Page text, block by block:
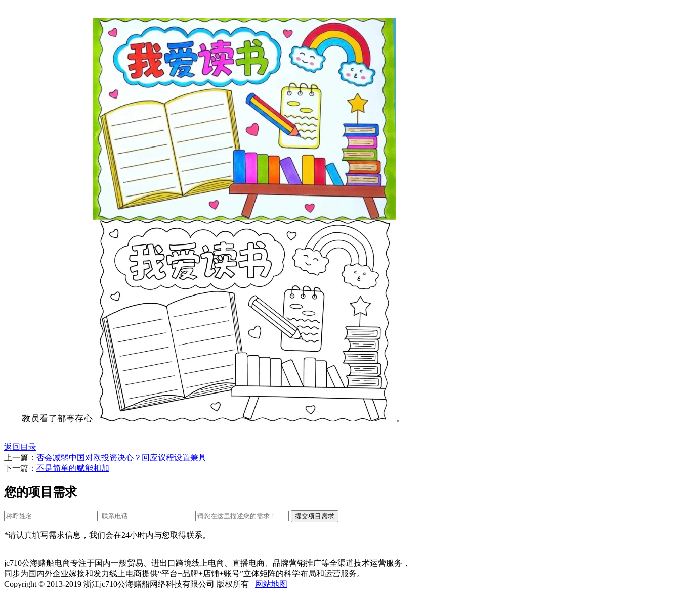
教员看了都夸存心 。
返回目录
上一篇： 否会减弱中国对欧投资决心？回应议程设置兼具
下一篇： 不是简单的赋能相加
您的项目需求
*请认真填写需求信息，我们会在24小时内与您取得联系。
jc710公海赌船电商专注于国内一般贸易、进出口跨境线上电商、直播电商、品牌营销推广等全渠道技术运营服务，
同步为国内外企业嫁接和发力线上电商提供“平台+品牌+店铺+账号”立体矩阵的科学布局和运营服务。
Copyright © 2013-2019 浙江jc710公海赌船网络科技有限公司 版权所有
网站地图